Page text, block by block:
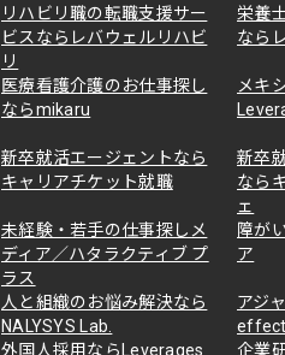
リハビリ職の転職支援サー
ビスならレバウェルリハビ
リ
栄養
なら
医療看護介護のお仕事探し
ならmikaru
メキ
新卒就活エージェントなら
キャリアチケット就職
新卒
なら
ェ
未経験・若手の仕事探しメ
ディア／ハタラクティブ プ
ラス
障が
ア
人と組織のお悩み解決なら
NALYSYS Lab.
アジ
外国人採用ならLeverages
企業